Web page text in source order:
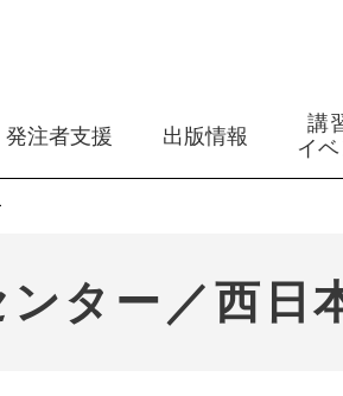
発注者支援 出版情報
講
イ
ター／西日